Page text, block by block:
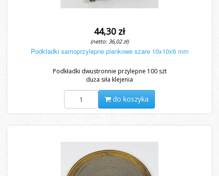
44,30 zł
(netto: 36,02 zł)
Podkładki samoprzylepne piankowe szare 10x10x6 mm
Podkładki dwustronnie przylepne 100 szt
duża siła klejenia
do koszyka